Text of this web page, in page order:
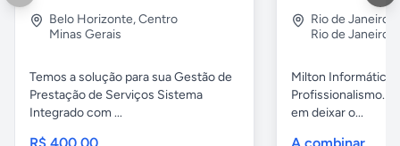
Belo Horizonte,Centro
Minas Gerais
Temos a solução para sua Gestão de
Prestação de Serviços Sistema
Integrado com ...
Rio de Janeiro
Rio de Janeiro
Milton Informática
Profissionalismo.
em deixar o...